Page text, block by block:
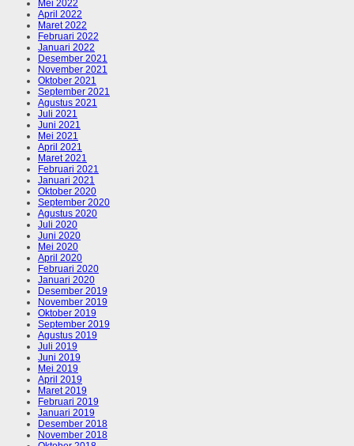
Mei 2022
April 2022
Maret 2022
Februari 2022
Januari 2022
Desember 2021
November 2021
Oktober 2021
September 2021
Agustus 2021
Juli 2021
Juni 2021
Mei 2021
April 2021
Maret 2021
Februari 2021
Januari 2021
Oktober 2020
September 2020
Agustus 2020
Juli 2020
Juni 2020
Mei 2020
April 2020
Februari 2020
Januari 2020
Desember 2019
November 2019
Oktober 2019
September 2019
Agustus 2019
Juli 2019
Juni 2019
Mei 2019
April 2019
Maret 2019
Februari 2019
Januari 2019
Desember 2018
November 2018